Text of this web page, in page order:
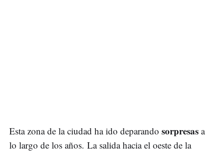
Esta zona de la ciudad ha ido deparando sorpresas a
lo largo de los años. La salida hacia el oeste de la